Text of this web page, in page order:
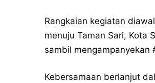
Rangkaian kegiatan
menuju Taman Sari, Kota
sambil mengampanyekan
Kebersamaan berlanjut